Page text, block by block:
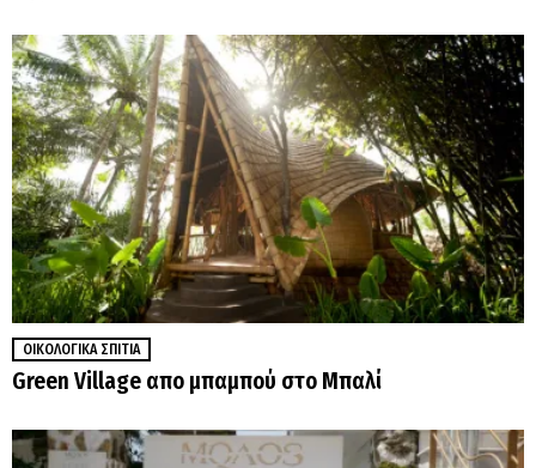
ΟΙΚΟΛΟΓΙΚΆ ΣΠΊΤΙΑ
Green Village απο μπαμπού στο Μπαλί